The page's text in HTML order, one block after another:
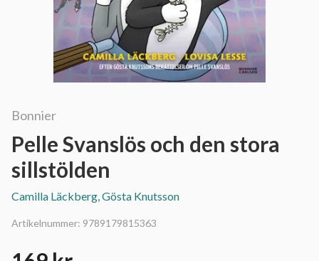
Bonnier
Pelle Svanslös och den stora
sillstölden
Camilla Läckberg, Gösta Knutsson
Artikelnummer: 9789179815363